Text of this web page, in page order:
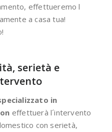
effettueremo l
a casa tua!
serietà e
in
effettuerà l´intervento
con serietà,